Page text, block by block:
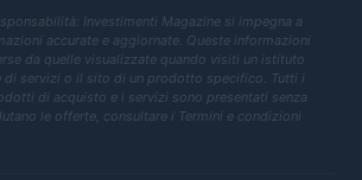
Investimenti Magazine si impegna a
accurate e aggiornate. Queste informazioni
da quelle visualizzate quando visiti un istituto
di servizi o il sito di un prodotto specifico. Tutti i
di acquisto e i servizi sono presentati senza
le offerte, consultare i Termini e condizioni